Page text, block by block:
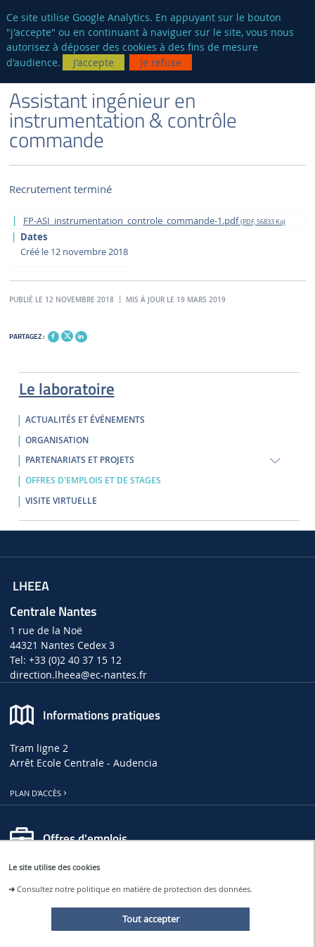
Le site utilise des cookies
➜Consultez notre politique en matière de protection des données.
Tout accepter
fr
Ce site utilise Google Analytics. En appuyant sur le bouton
"j'accepte" ou en continuant à naviguer sur le site, vous nous
autorisez à déposer des cookies à des fins de mesure
d'audience.
J'accepte Je refuse
Le laboratoire
ACTUALITÉS ET ÉVÉNEMENTS
ORGANISATION
PARTENARIATS ET PROJETS
OFFRES D'EMPLOIS ET DE STAGES
VISITE VIRTUELLE
Assistant ingénieur en
instrumentation & contrôle
commande
Recrutement terminé
FP-ASI_instrumentation_controle_commande-1.pdf(PDF, 56833 Ko)
Dates
Créé le 12 novembre 2018
PUBLIÉ LE 12 NOVEMBRE 2018 MIS À JOUR LE 19 MARS 2019
PARTAGEZ :
LHEEA
Centrale Nantes
1 rue de la Noë
44321 Nantes Cedex 3
Tel: +33 (0)2 40 37 15 12
direction.lheea@ec-nantes.fr
Informations pratiques
Tram ligne 2
Arrêt Ecole Centrale - Audencia
PLAN D'ACCÈS
Offres d'emplois
OFFRES D'EMPLOIS, DE THÈSES ET DE STAGES AU LHEEA
OFFRES D'EMPLOI À CENTRALE NANTES
Restons connectés